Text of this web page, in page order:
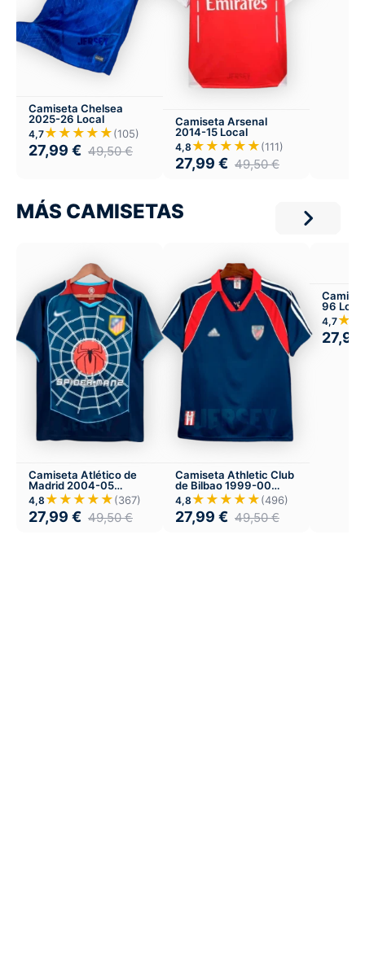
Camiseta Chelsea
2025-26 Local
4,7★★★★★(105)
27,99 € 49,50€
Camiseta Arsenal
2014-15 Local
4,8 ★★★★★(111)
27,99 € 49,50€
MÁS CAMISETAS
Camiseta Atlético de
Madrid 2004-05
Visitante
4,8 ★★★★★(367)
27,99 € 49,50€
Camiseta Athletic Club
de Bilbao 1999-00
Visitante
4,8 ★★★★★(496)
27,99 € 49,50€
96
4,7
27,99